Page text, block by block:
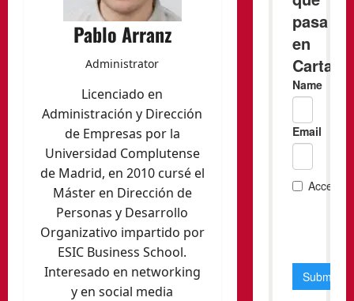
Pablo Arranz
Administrator
Licenciado en
Administración y Dirección
de Empresas por la
Universidad Complutense
de Madrid, en 2010 cursé el
Máster en Dirección de
Personas y Desarrollo
Organizativo impartido por
ESIC Business School.
Interesado en networking
y en social media